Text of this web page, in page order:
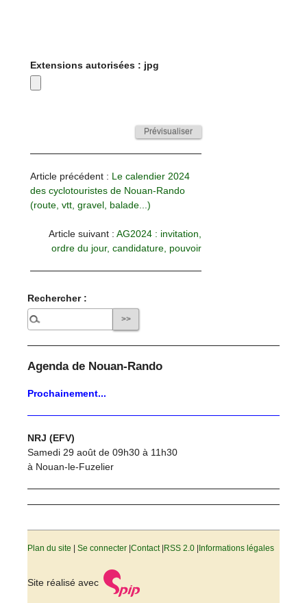
Extensions autorisées : jpg
Article précédent : Le calendier 2024
des cyclotouristes de Nouan-Rando
(route, vtt, gravel, balade...)
Article suivant : AG2024 : invitation,
ordre du jour, candidature, pouvoir
Rechercher :
Agenda de Nouan-Rando
Prochainement...
NRJ (EFV)
Samedi 29 août de 09h30 à 11h30
à Nouan-le-Fuzelier
Plan du site |Se connecter |Contact| RSS 2.0 Informations légales
Site réalisé avec